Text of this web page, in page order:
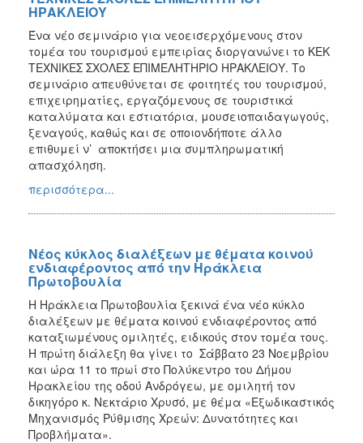
ΗΡΑΚΛΕΙΟΥ
Ένα νέο σεμινάριο για νεοεισερχόμενους στον
τομέα του τουρισμού εμπειρίας διοργανώνει το ΚΕΚ
ΤΕΧΝΙΚΕΣ ΣΧΟΛΕΣ ΕΠΙΜΕΛΗΤΗΡΙΟ ΗΡΑΚΛΕΙΟΥ. Το
σεμινάριο απευθύνεται σε φοιτητές του τουρισμού,
επιχειρηματίες, εργαζόμενους σε τουριστικά
καταλύματα και εστιατόρια, μουσειοπαιδαγωγούς,
ξεναγούς, καθώς και σε οποιονδήποτε άλλο
επιθυμεί ν’ αποκτήσει μια συμπληρωματική
απασχόληση.
περισσότερα...
Νέος κύκλος διαλέξεων με θέματα κοινού
ενδιαφέροντος από την Ηράκλεια
Πρωτοβουλία
Η Ηράκλεια Πρωτοβουλία ξεκινά ένα νέο κύκλο
διαλέξεων με θέματα κοινού ενδιαφέροντος από
καταξιωμένους ομιλητές, ειδικούς στον τομέα τους.
Η πρώτη διάλεξη θα γίνει το Σάββατο 23 Νοεμβρίου
και ώρα 11 το πρωί στο Πολύκεντρο του Δήμου
Ηρακλείου της οδού Ανδρόγεω, με ομιλητή τον
δικηγόρο κ. Νεκτάριο Χρυσό, με θέμα «Εξωδικαστικός
Μηχανισμός Ρύθμισης Χρεών: Δυνατότητες και
Προβλήματα».